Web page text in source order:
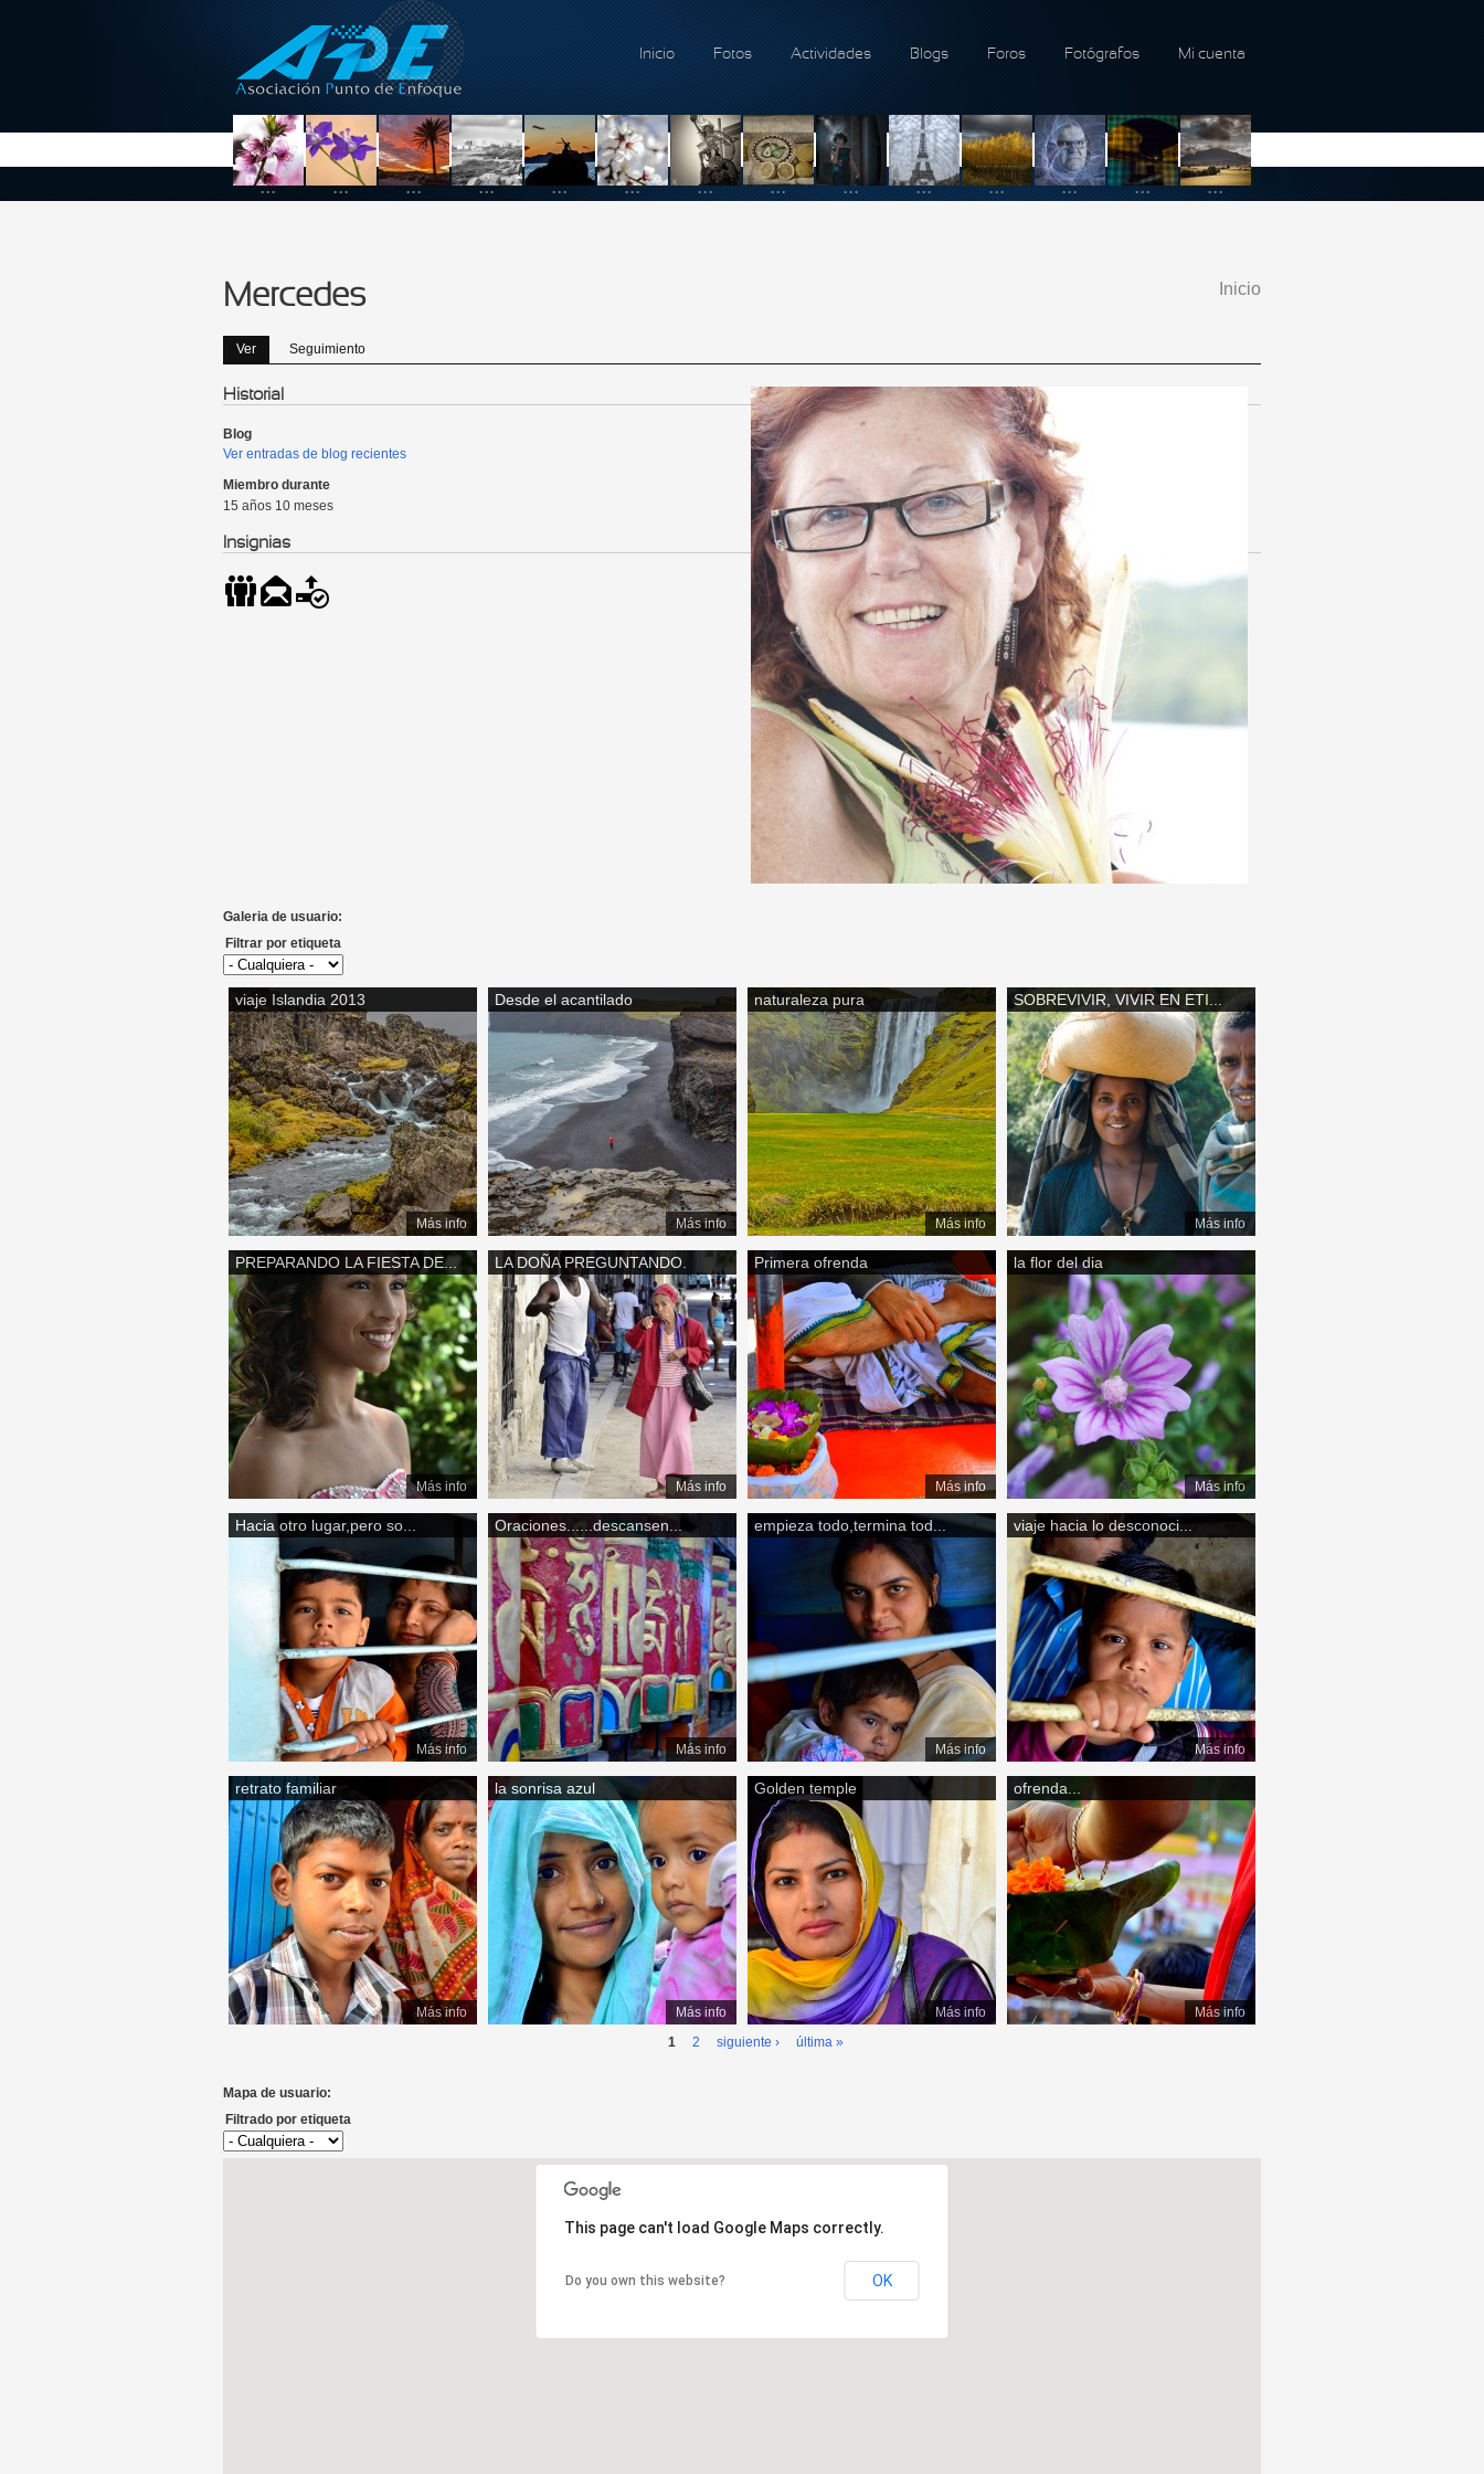
Inicio Fotos Actividades Blogs Foros Fotógrafos Mi cuenta
... ... ... ... ... ... ... ... ... ... ... ... ... ...
Inicio
Mercedes
Solapas principales
Ver (solapa activa)
Seguimiento
Historial
Blog
Ver entradas de blog recientes
Miembro durante
15 años 10 meses
Insignias
Galeria de usuario:
Filtrar por etiqueta
viaje Islandia 2013
Más info
Desde el acantilado
Más info
naturaleza pura
Más info
SOBREVIVIR, VIVIR EN ETI...
Más info
PREPARANDO LA FIESTA DE...
Más info
LA DOÑA PREGUNTANDO.
Más info
Primera ofrenda
Más info
la flor del dia
Más info
Hacia otro lugar,pero so...
Más info
Oraciones......descansen...
Más info
empieza todo,termina tod...
Más info
viaje hacia lo desconoci...
Más info
retrato familiar
Más info
la sonrisa azul
Más info
Golden temple
Más info
ofrenda...
Más info
Páginas
1 2 siguiente › última »
Mapa de usuario:
Filtrado por etiqueta
This page can't load Google Maps correctly.
Do you own this website? OK